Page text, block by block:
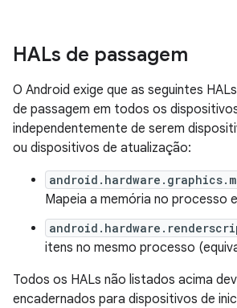
HALs de passagem
O Android exige que as seguintes
de passagem em todos os
independentemente de serem
ou dispositivos de atualização:
Mapeia a memória no processo
itens no mesmo processo
Todos os HALs não listados acima
encadernados para dispositivos de